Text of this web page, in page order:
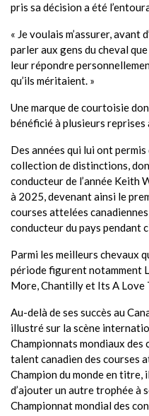
pris sa décision a été
« Je voulais m’assurer, avant
parler aux gens du cheval
leur répondre
qu’ils méritaient. »
Une marque de courtoisie
bénéficié à plusieurs reprises
Des années qui lui ont
collection de distinctions,
conducteur de l’année Keith
à 2025, devenant ainsi le
courses attelées
conducteur du pays pendant
Parmi les meilleurs chevaux
période figurent notamment
More, Chantilly et Its A Love
Au-delà de ses succès au
illustré sur la scène
Championnats mondiaux
talent canadien des courses
Champion du monde en titre,
d’ajouter un autre trophée à
Championnat mondial des